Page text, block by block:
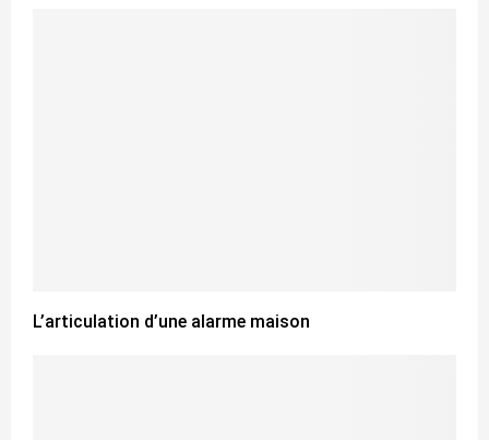
L’articulation d’une alarme maison